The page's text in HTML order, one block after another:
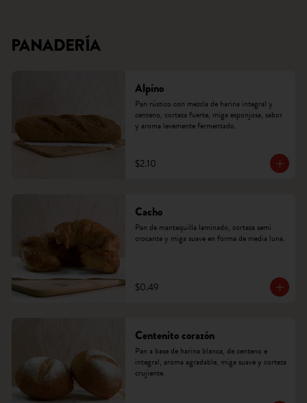
PANADERÍA
Alpino
Pan rústico con mezcla de harina integral y
centeno, corteza fuerte, miga esponjosa, sabor
y aroma levemente fermentado.
$2.10
Cacho
Pan de mantequilla laminado, corteza semi
crocante y miga suave en forma de media luna.
$0.49
Centenito corazón
Pan a base de harina blanca, de centeno e
integral, aroma agradable, miga suave y corteza
crujiente.